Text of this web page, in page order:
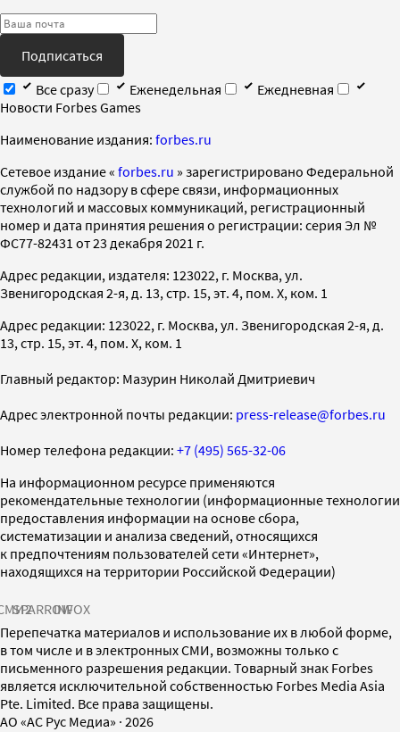
Подписаться
Все сразу
Еженедельная
Ежедневная
Новости Forbes Games
Наименование издания: forbes.ru
Cетевое издание « forbes.ru » зарегистрировано Федеральной
службой по надзору в сфере связи, информационных
технологий и массовых коммуникаций, регистрационный
номер и дата принятия решения о регистрации: серия Эл №
ФС77-82431 от 23 декабря 2021 г.
Адрес редакции, издателя: 123022, г. Москва, ул.
Звенигородская 2-я, д. 13, стр. 15, эт. 4, пом. X, ком. 1
Адрес редакции: 123022, г. Москва, ул. Звенигородская 2-я, д.
13, стр. 15, эт. 4, пом. X, ком. 1
Главный редактор: Мазурин Николай Дмитриевич
Адрес электронной почты редакции: press-release@forbes.ru
Номер телефона редакции: +7 (495) 565-32-06
На информационном ресурсе применяются
рекомендательные технологии (информационные технологии
предоставления информации на основе сбора,
систематизации и анализа сведений, относящихся
к предпочтениям пользователей сети «Интернет»,
находящихся на территории Российской Федерации)
SPARROWINFOX
Перепечатка материалов и использование их в любой форме,
в том числе и в электронных СМИ, возможны только с
письменного разрешения редакции. Товарный знак Forbes
является исключительной собственностью Forbes Media Asia
Pte. Limited. Все права защищены.
AO «АС Рус Медиа» · 2026